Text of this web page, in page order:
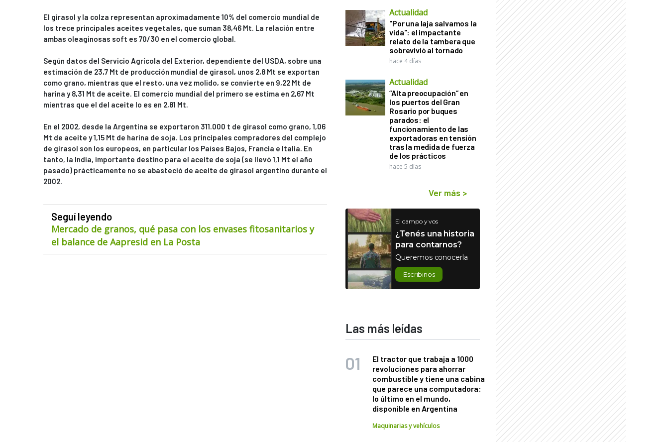
El girasol y la colza representan aproximadamente 10% del comercio mundial de
los trece principales aceites vegetales, que suman 38,46 Mt. La relación entre
ambas oleaginosas soft es 70/30 en el comercio global.
Según datos del Servicio Agrícola del Exterior, dependiente del USDA, sobre una
estimación de 23,7 Mt de producción mundial de girasol, unos 2,8 Mt se exportan
como grano, mientras que el resto, una vez molido, se convierte en 9,22 Mt de
harina y 8,31 Mt de aceite. El comercio mundial del primero se estima en 2,67 Mt
mientras que el del aceite lo es en 2,81 Mt.
En el 2002, desde la Argentina se exportaron 311.000 t de girasol como grano, 1,06
Mt de aceite y 1,15 Mt de harina de soja. Los principales compradores del complejo
de girasol son los europeos, en particular los Países Bajos, Francia e Italia. En
tanto, la India, importante destino para el aceite de soja (se llevó 1,1 Mt el año
pasado) prácticamente no se abasteció de aceite de girasol argentino durante el
2002.
Seguí leyendo
Mercado de granos, qué pasa con los envases fitosanitarios y
el balance de Aapresid en La Posta
Actualidad
"Por una laja salvamos la
vida": el impactante
relato de la tambera que
sobrevivió al tornado
hace 4 días
Actualidad
“Alta preocupación” en
los puertos del Gran
Rosario por buques
parados: el
funcionamiento de las
exportadoras en tensión
tras la medida de fuerza
de los prácticos
hace 5 días
Ver más >
El campo y vos
¿Tenés una historia
para contarnos?
Queremos conocerla
Escribinos
Las más leídas
El tractor que trabaja a 1000
revoluciones para ahorrar
combustible y tiene una cabina
que parece una computadora:
lo último en el mundo,
disponible en Argentina
Maquinarias y vehículos